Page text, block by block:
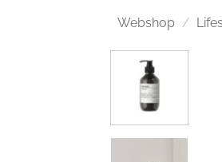
Webshop /